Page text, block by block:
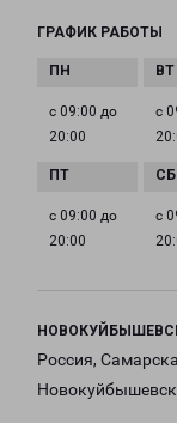
ГРАФИК РАБОТЫ
с 09:00 до
20:00
с
с 09:00 до
20:00
с
Россия,